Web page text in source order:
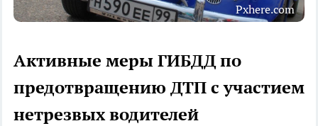
Pxhere.com
Активные меры ГИБДД по
предотвращению ДТП с участием
нетрезвых водителей